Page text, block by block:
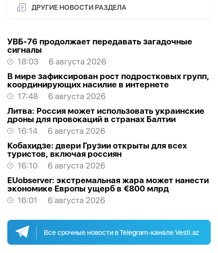
ДРУГИЕ НОВОСТИ РАЗДЕЛА
УВБ-76 продолжает передавать загадочные
сигналы
18:03
6 августа 2026
В мире зафиксирован рост подростковых групп,
координирующих насилие в интернете
17:48
6 августа 2026
Литва: Россия может использовать украинские
дроны для провокаций в странах Балтии
16:14
6 августа 2026
Кобахидзе: двери Грузии открыты для всех
туристов, включая россиян
16:10
6 августа 2026
EUobserver: экстремальная жара может нанести
экономике Европы ущерб в €800 млрд
16:01
6 августа 2026
Все срочные новости в Telegram-канале Vesti.az